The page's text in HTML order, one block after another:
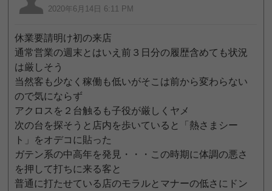
2020年6月14日 6:11 PM
休業要請明け初の来店
通常営業の週末とはいえ前３日分の履歴含めても状況
は厳しそう
当然客も少なく稼働も低いがそこは前から変わらない
ので気にならず
アクロスを２台触るも子役が厳しくヤメ
次の台を探そうと店内を歩いていると「熱さまシー
ト」をオデコに貼った
ガテン系の中高年を発見・・・この時期に体調の悪さ
を押して打ちに来る客と
普通に打たせている店のモラルとマナーの低さにドン